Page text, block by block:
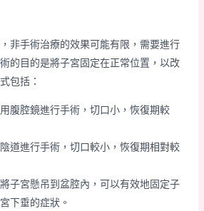
非手術治療的效果可能有限，需要進行
的目的是將子宮固定在正常位置，以改
包括：
腹腔鏡進行手術，切口小，恢復期較
道進行手術，切口較小，恢復期相對較
將子宮懸吊到盆腔內，可以有效地固定子
下垂的症狀。